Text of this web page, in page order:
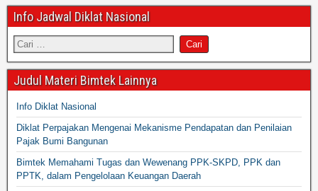
Info Jadwal Diklat Nasional
Judul Materi Bimtek Lainnya
Info Diklat Nasional
Diklat Perpajakan Mengenai Mekanisme Pendapatan dan Penilaian
Pajak Bumi Bangunan
Bimtek Memahami Tugas dan Wewenang PPK-SKPD, PPK dan
PPTK, dalam Pengelolaan Keuangan Daerah